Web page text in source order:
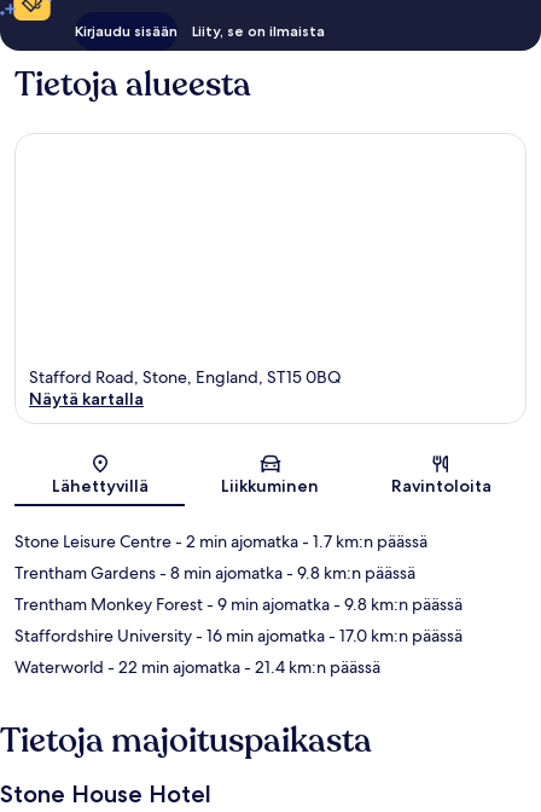
Kirjaudu sisään Liity, se on ilmaista
Tietoja alueesta
Kartta
Stafford Road, Stone, England, ST15 0BQ
Näytä kartalla
Lähettyvillä Liikkuminen Ravintoloita
Stone Leisure Centre- 2 min ajomatka- 1.7 km:n päässä
Trentham Gardens- 8 min ajomatka- 9.8 km:n päässä
Trentham Monkey Forest- 9 min ajomatka- 9.8 km:n päässä
Staffordshire University- 16 min ajomatka- 17.0 km:n päässä
Waterworld - 22 min ajomatka- 21.4 km:n päässä
Tietoja majoituspaikasta
Stone House Hotel